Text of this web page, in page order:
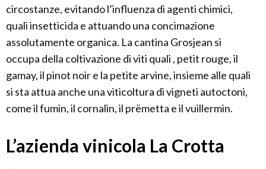
circostanze, evitando l’influenza di agenti chimici,
quali insetticida e attuando una concimazione
assolutamente organica. La cantina Grosjean si
occupa della coltivazione di viti quali , petit rouge, il
gamay, il pinot noir e la petite arvine, insieme alle quali
si sta attua anche una viticoltura di vigneti autoctoni,
come il fumin, il cornalin, il prëmetta e il vuillermin.
L’azienda vinicola La Crotta